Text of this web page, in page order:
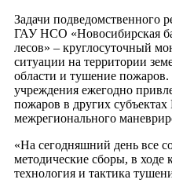
Задачи подведомственного
ГАУ НСО «Новосибирская
лесов» – круглосуточный
ситуации на территории
области и тушение
учреждения ежегодно
пожаров в других
межрегионального
«На сегодняшний день все
методические сборы, в ходе
технология и тактика